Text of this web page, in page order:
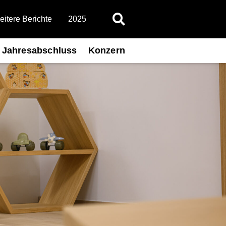
Berichte 2025
Jahresabschluss Konzern